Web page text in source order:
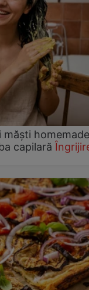
măști homemade
capilară